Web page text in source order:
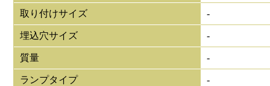
取り付けサイズ -
埋込穴サイズ -
質量 -
ランプタイプ -